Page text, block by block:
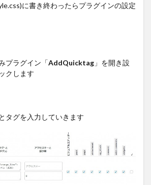
に書き終わったらプラグインの設定
プラグイン「AddQuicktag 」を開き設
クします
タグを入力していきます